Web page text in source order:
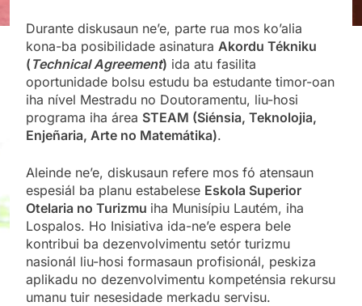
Durante diskusaun ne’e, parte rua mos ko’alia
kona-ba posibilidade asinatura Akordu Tékniku
( Technical Agreement) ida atu fasilita
oportunidade bolsu estudu ba estudante timor-oan
iha nível Mestradu no Doutoramentu, liu-hosi
programa iha área STEAM (Siénsia, Teknolojia,
Enjeñaria, Arte no Matemátika).
Aleinde ne’e, diskusaun refere mos fó atensaun
espesiál ba planu estabelese Eskola Superior
Otelaria no Turizmu iha Munisípiu Lautém, iha
Lospalos. Ho Inisiativa ida-ne’e espera bele
kontribui ba dezenvolvimentu setór turizmu
nasionál liu-hosi formasaun profisionál, peskiza
aplikadu no dezenvolvimentu kompeténsia rekursu
umanu tuir nesesidade merkadu servisu.